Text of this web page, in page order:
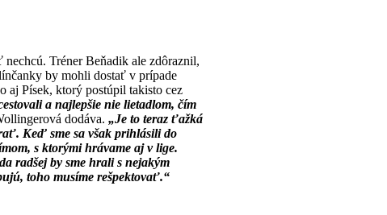
Tréner Beňadik ale zdôraznil,
by mohli dostať v prípade
aj Písek, ktorý postúpil takisto cez
a najlepšie nie lietadlom, čím
dodáva. „Je to teraz ťažká
Keď sme sa však prihlásili do
s ktorými hrávame aj v lige.
radšej by sme hrali s nejakým
toho musíme rešpektovať.“